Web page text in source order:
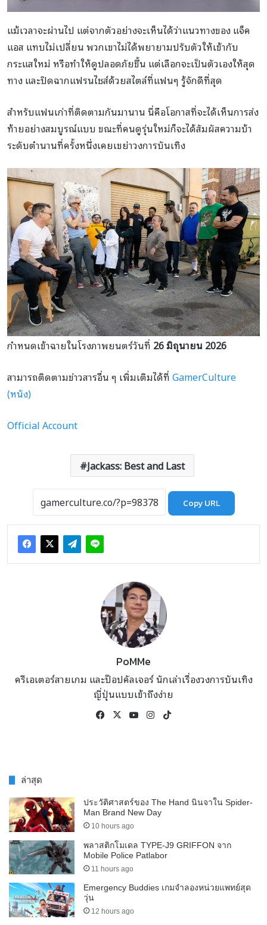
แม้เวลาจะผ่านไป แต่จากตัวอย่างจะเห็นได้ว่าแนวทางของ แจ็ค
แอส แทบไม่เปลี่ยน พวกเขาไม่ได้พยายามปรับตัวให้เข้ากับ
กระแสใหม่ หรือทำให้ดูปลอดภัยขึ้น แต่เลือกจะเป็นตัวเองให้สุด
ทาง และปิดฉากแฟรนไชส์ด้วยสไตล์ที่แฟนๆ รู้จักดีที่สุด
สำหรับแฟนเก่าที่ติดตามกันมานาน นี่คือโอกาสที่จะได้เห็นการส่ง
ท้ายอย่างสมบูรณ์แบบ ขณะที่คนดูรุ่นใหม่ก็จะได้สัมผัสความบ้า
ระดับตำนานที่ครั้งหนึ่งเคยเขย่าวงการบันเทิง
กำหนดเข้าฉายในโรงภาพยนตร์วันที่ 26 มิถุนายน 2026
สามารถติดตามข่าวสารอื่น ๆ เพิ่มเติมได้ที่GamerCulture
(หนัง)
Official Account
Jackass: Best and Last
Copy URL
PoMMe
ครีเอเตอร์สายเกม และป๊อปคัลเจอร์ นักเล่าเรื่องวงการบันเทิง
ญี่ปุ่นแบบเข้าถึงง่าย
Facebook
X YouTubeInstagram
ล่าสุด
ประวัติศาสตร์ของ The Hand นินจาใน Spider-
Man Brand New Day
10 hours ago
พลาสติกโมเดล TYPE-J9 GRIFFON จาก
Mobile Police Patlabor
11 hours ago
Emergency Buddies เกมจำลองหน่วยแพทย์สุด
วุ่น
12 hours ago